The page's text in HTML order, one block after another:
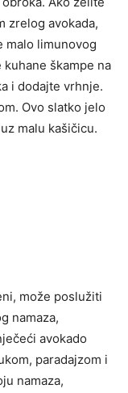
zrelog avokada,
malo limunovog
škampe na
i dodajte vrhnje.
Ovo slatko jelo
malu kašičicu.
može poslužiti
namaza,
avokado
paradajzom i
namaza,